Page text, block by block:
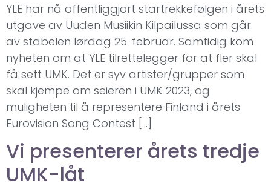
YLE har nå offentliggjort startrekkefølgen i årets
utgave av Uuden Musiikin Kilpailussa som går
av stabelen lørdag 25. februar. Samtidig kom
nyheten om at YLE tilrettelegger for at fler skal
få sett UMK. Det er syv artister/grupper som
skal kjempe om seieren i UMK 2023, og
muligheten til å representere Finland i årets
Eurovision Song Contest […]
Vi presenterer årets tredje
UMK-låt